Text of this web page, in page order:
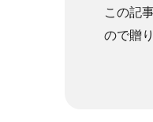
この記
ので贈